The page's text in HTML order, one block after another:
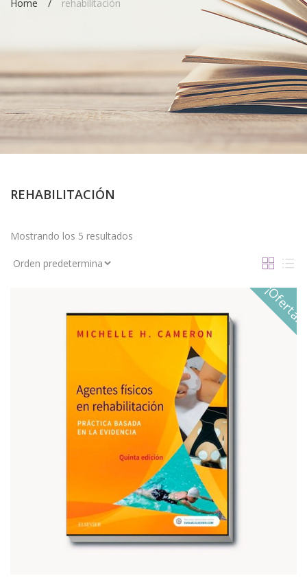
Home rehabilitación
REHABILITACIÓN
Mostrando los 5 resultados
¡Oferta!